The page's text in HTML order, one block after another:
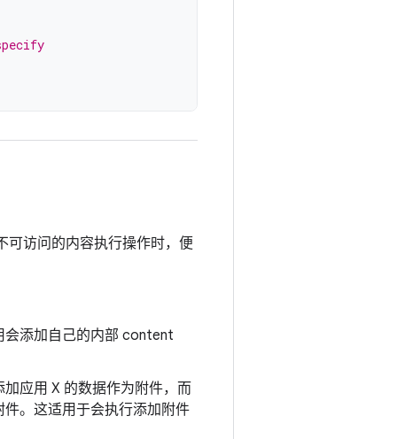
可访问的内容执行操作时，便
会添加自己的内部 content
应用 X 的数据作为附件，而
。这适用于会执行添加附件